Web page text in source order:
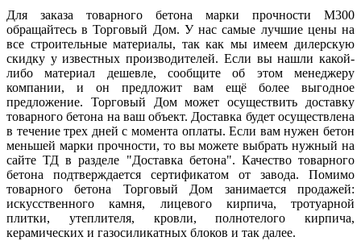
Для заказа товарного бетона марки прочности М300
обращайтесь в Торговый Дом. У нас самые лучшие цены на
все строительные материалы, так как мы имеем дилерскую
скидку у известных производителей. Если вы нашли какой-
либо материал дешевле, сообщите об этом менеджеру
компании, и он предложит вам ещё более выгодное
предложение. Торговый Дом может осуществить доставку
товарного бетона на ваш объект. Доставка будет осуществлена
в течение трех дней с момента оплаты. Если вам нужен бетон
меньшей марки прочности, то вы можете выбрать нужный на
сайте ТД в разделе "Доставка бетона". Качество товарного
бетона подтверждается сертификатом от завода. Помимо
товарного бетона Торговый Дом занимается продажей:
искусственного камня, лицевого кирпича, тротуарной
плитки, утеплителя, кровли, полнотелого кирпича,
керамических и газосиликатных блоков и так далее.